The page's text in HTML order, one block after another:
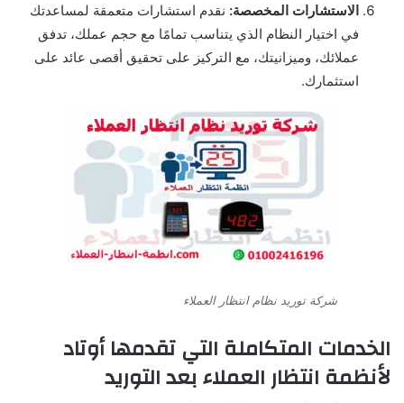
الاستشارات المخصصة: نقدم استشارات متعمقة لمساعدتك
في اختيار النظام الذي يتناسب تمامًا مع حجم عملك، تدفق
عملائك، وميزانيتك، مع التركيز على تحقيق أقصى عائد على
استثمارك.
شركة توريد نظام انتظار العملاء
الخدمات المتكاملة التي تقدمهاأوتاد
لأنظمة انتظار العملاءبعد التوريد